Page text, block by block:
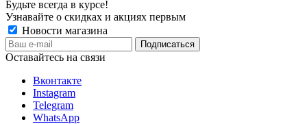
Будьте всегда в курсе!
Узнавайте о скидках и акциях первым
Новости магазина
Оставайтесь на связи
Вконтакте
Instagram
Telegram
WhatsApp